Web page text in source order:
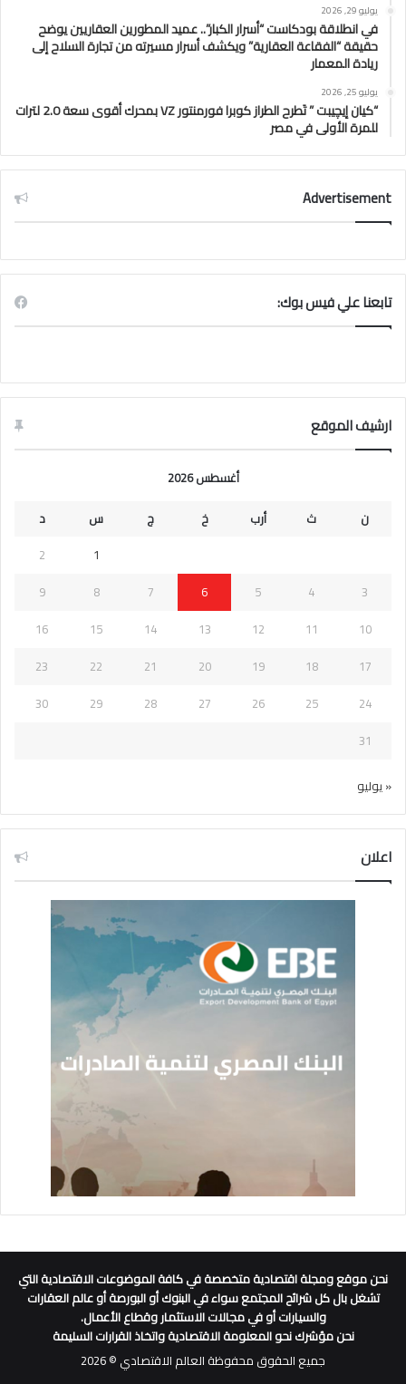
يوليو 29, 2026
في انطلاقة بودكاست “أسرار الكبار”.. عميد المطورين العقاريين يوضح
حقيقة “الفقاعة العقارية” ويكشف أسرار مسيرته من تجارة السلاح إلى
ريادة المعمار
يوليو 25, 2026
“كيان إيچيبت ” تَطرح الطراز كوبرا فورمنتور VZ بمحرك أقوى سعة 2.0 لترات
للمرة الأولى في مصر
Advertisement
تابعنا علي فيس بوك:
ارشيف الموقع
أغسطس 2026
ن
ث أرب خ ج س
د
1
2
3
4
5
6
7
8
9
10
11
12
13
14
15
16
17
18
19
20
21
22
23
24
25
26
27
28
29
30
31
« يوليو
اعلان
نحن موقع ومجلة اقتصادية متخصصة في كافة الموضوعات الاقتصادية التي
تشغل بال كل شرائح المجتمع سواء في البنوك أو البورصة أو عالم العقارات
والسيارات أو في مجالات الاستثمار وقطاع الأعمال.
نحن مؤشرك نحو المعلومة الاقتصادية واتخاذ القرارات السليمة
جميع الحقوق محفوظة العالم الاقتصادي © 2026